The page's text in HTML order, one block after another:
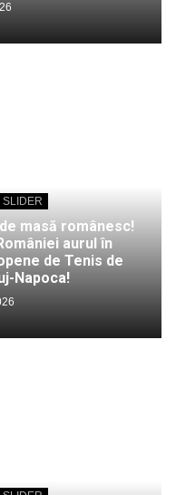
SLIDER
masă românesc!
aurul în
de Tenis de
Napoca!